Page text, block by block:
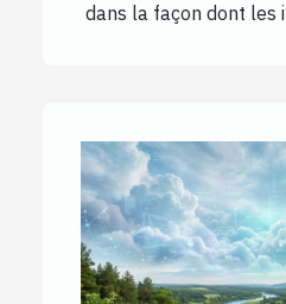
dans la façon dont les